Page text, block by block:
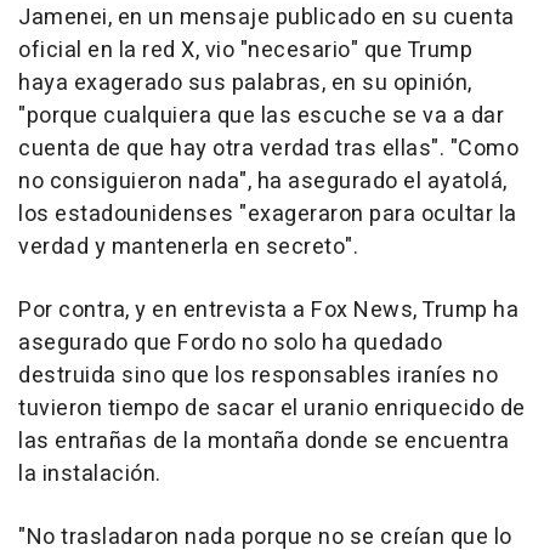
Jamenei, en un mensaje publicado en su cuenta
oficial en la red X, vio "necesario" que Trump
haya exagerado sus palabras, en su opinión,
"porque cualquiera que las escuche se va a dar
cuenta de que hay otra verdad tras ellas". "Como
no consiguieron nada", ha asegurado el ayatolá,
los estadounidenses "exageraron para ocultar la
verdad y mantenerla en secreto".
Por contra, y en entrevista a Fox News, Trump ha
asegurado que Fordo no solo ha quedado
destruida sino que los responsables iraníes no
tuvieron tiempo de sacar el uranio enriquecido de
las entrañas de la montaña donde se encuentra
la instalación.
"No trasladaron nada porque no se creían que lo